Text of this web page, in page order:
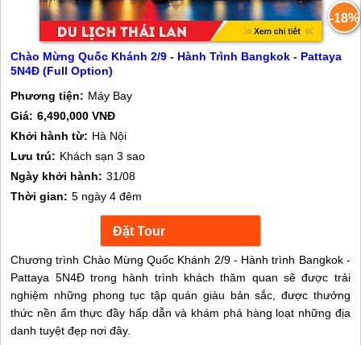
-18%
Chào Mừng Quốc Khánh 2/9 - Hành Trình Bangkok - Pattaya
5N4Đ (Full Option)
Phương tiện: Máy Bay
Giá: 6,490,000 VNĐ
Khởi hành từ: Hà Nội
Lưu trú: Khách sạn 3 sao
Ngày khởi hành: 31/08
Thời gian: 5 ngày 4 đêm
Chương trình Chào Mừng Quốc Khánh 2/9 - Hành trình Bangkok -
Pattaya 5N4Đ trong hành trình khách thăm quan sẽ được trải
nghiệm những phong tục tập quán giàu bản sắc, được thưởng
thức nền ẩm thực đầy hấp dẫn và khám phá hàng loạt những địa
danh tuyệt đẹp nơi đây.